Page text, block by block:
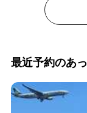
最近予約のあ